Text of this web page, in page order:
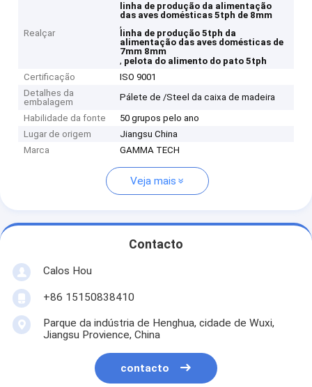
Realçar
linha de produção da alimentação
das aves domésticas 5tph de 8mm
,
linha de produção 5tph da
alimentação das aves domésticas de
7mm 8mm
, pelota do alimento do pato 5tph
Certificação
ISO 9001
Detalhes da
embalagem
Pálete de /Steel da caixa de madeira
Habilidade da fonte
50 grupos pelo ano
Lugar de origem
Jiangsu China
Marca
GAMMA TECH
Veja mais
Contacto
Calos Hou
+86 15150838410
Parque da indústria de Henghua, cidade de Wuxi,
Jiangsu Provience, China
contacto